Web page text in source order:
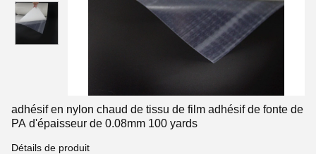
adhésif en nylon chaud de tissu de film adhésif de fonte de
PA d'épaisseur de 0.08mm 100 yards
Détails de produit